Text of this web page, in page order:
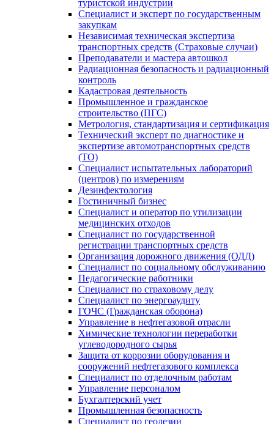
туристской индустрии
Специалист и эксперт по государственным
закупкам
Независимая техническая экспертиза
транспортных средств (Страховые случаи)
Преподаватели и мастера автошкол
Радиационная безопасность и радиационный
контроль
Кадастровая деятельность
Промышленное и гражданское
строительство (ПГС)
Метрология, стандартизация и сертификация
Технический эксперт по диагностике и
экспертизе автомотранспортных средств
(ТО)
Специалист испытательных лабораторий
(центров) по измерениям
Дезинфектология
Гостиничный бизнес
Специалист и оператор по утилизации
медицинских отходов
Специалист по государственной
регистрации транспортных средств
Организация дорожного движения (ОДД)
Специалист по социальному обслуживанию
Педагогические работники
Специалист по страховому делу
Специалист по энергоаудиту
ГОЧС (Гражданская оборона)
Управление в нефтегазовой отрасли
Химические технологии переработки
углеводородного сырья
Защита от коррозии оборудования и
сооружений нефтегазового комплекса
Специалист по отделочным работам
Управление персоналом
Бухгалтерский учет
Промышленная безопасность
Специалист по геодезии